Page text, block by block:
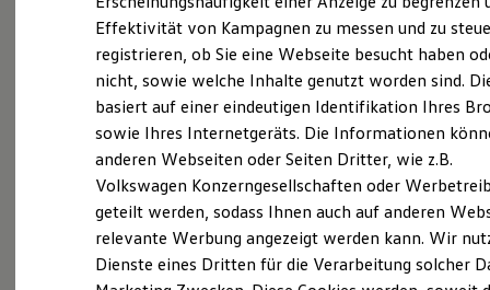
Ladezeitensimulator
Batterie
Sicherheit
Garantie und Lebensdauer
Nachhaltigkeit
Technologie
Kosten und Kauf
Verbrauchskosten
Kaufoptionen
E-Auto-Förderung
Software und Konnektivität
Die ID. Software 6
ID. Software Versionen und Updates
Digitale Extras
Schnittstellen zu Ihrem ID.
Servicetermin buchen
Serviceanfrage stellen
Effektivität von Kampagnen zu messen und zu
registrieren, ob Sie eine Webseite besucht haben
nicht, sowie welche Inhalte genutzt worden sind.
basiert auf einer eindeutigen Identifikation Ihres
sowie Ihres Internetgeräts. Die Informationen
anderen Webseiten oder Seiten Dritter, wie z.B.
Volkswagen Konzerngesellschaften oder
geteilt werden, sodass Ihnen auch auf anderen
relevante Werbung angezeigt werden kann. Wir
Dienste eines Dritten für die Verarbeitung solcher